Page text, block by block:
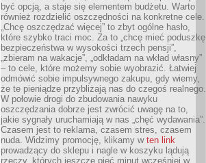
być opcją, a staje się elementem budżetu. Warto
również rozdzielić oszczędności na konkretne cele.
„Chcę oszczędzać więcej” to zbyt ogólne hasło,
które szybko traci moc. Za to „chcę mieć poduszkę
bezpieczeństwa w wysokości trzech pensji”,
„zbieram na wakacje”, „odkładam na wkład własny”
– to cele, które możemy sobie wyobrazić. Łatwiej
odmówić sobie impulsywnego zakupu, gdy wiemy,
że te pieniądze przybliżają nas do czegoś realnego.
W połowie drogi do zbudowania nawyku
oszczędzania dobrze jest zwrócić uwagę na to,
jakie sygnały uruchamiają w nas „chęć wydawania”.
Czasem jest to reklama, czasem stres, czasem
nuda. Widzimy promocję, klikamy w ten link
prowadzący do sklepu i nagle w koszyku lądują
rzeczy, których jeszcze pięć minut wcześniej w